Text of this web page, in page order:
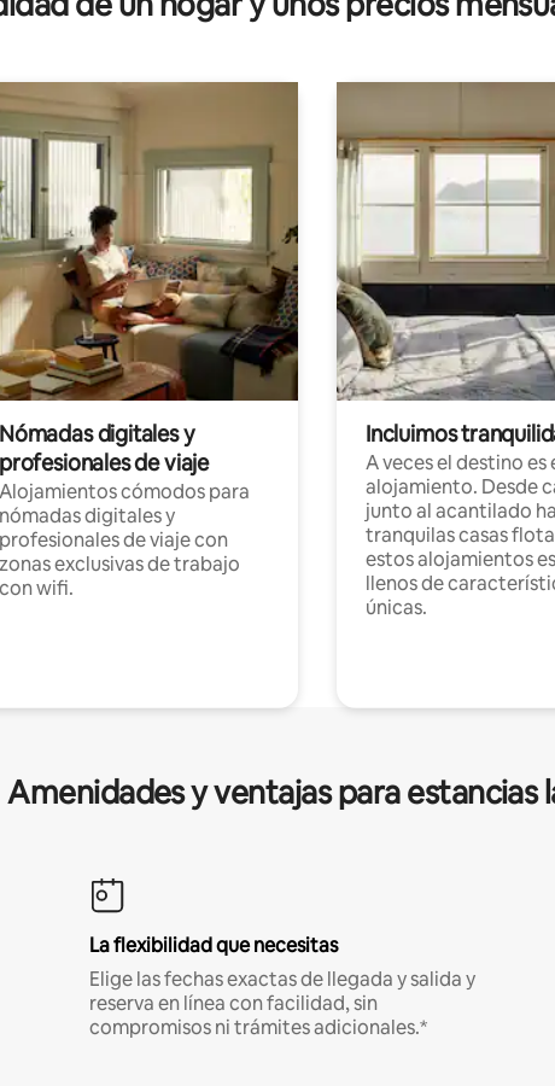
Nómadas digitales y
profesionales de viaje
Alojamientos cómodos para
nómadas digitales y
profesionales de viaje con
zonas exclusivas de trabajo
con wifi.
Incluimos
A veces el destino es
alojamiento. Desde
junto al acantilado
tranquilas casas
estos alojamientos
llenos de
únicas.
Amenidades y ventajas para estancias
La flexibilidad que necesitas
Elige las fechas exactas de llegada y salida y
reserva en línea con facilidad, sin
compromisos ni trámites adicionales.*